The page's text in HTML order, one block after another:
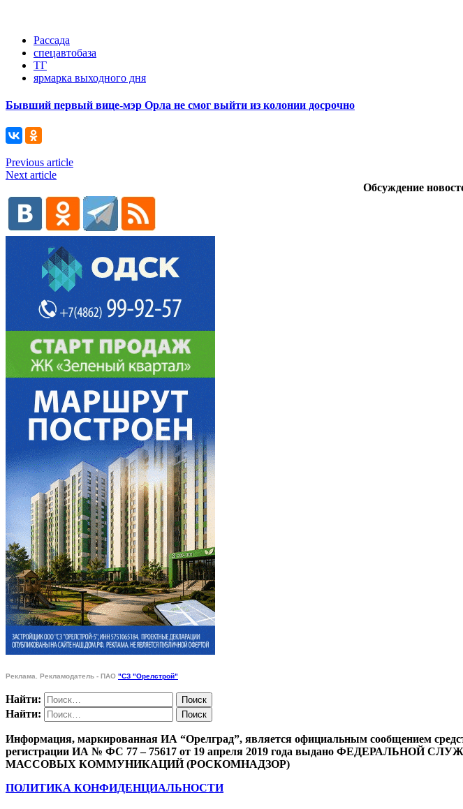
Рассада
спецавтобаза
ТГ
ярмарка выходного дня
Бывший первый вице-мэр Орла не смог выйти из колонии досрочно
Previous article
Next article
Обсуждение
Реклама. Рекламодатель - ПАО "СЗ "Орелстрой"
Найти:
Найти:
Информация, маркированная ИА “Орелград”, является официальным сообщением
регистрации ИА № ФС 77 – 75617 от 19 апреля 2019 года выдано
МАССОВЫХ КОММУНИКАЦИЙ (РОСКОМНАДЗОР)
ПОЛИТИКА КОНФИДЕНЦИАЛЬНОСТИ